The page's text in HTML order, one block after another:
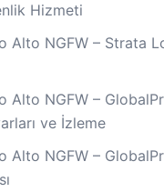
Hizmeti
Alto NGFW – Strata
Alto NGFW –
ve İzleme
Alto NGFW –